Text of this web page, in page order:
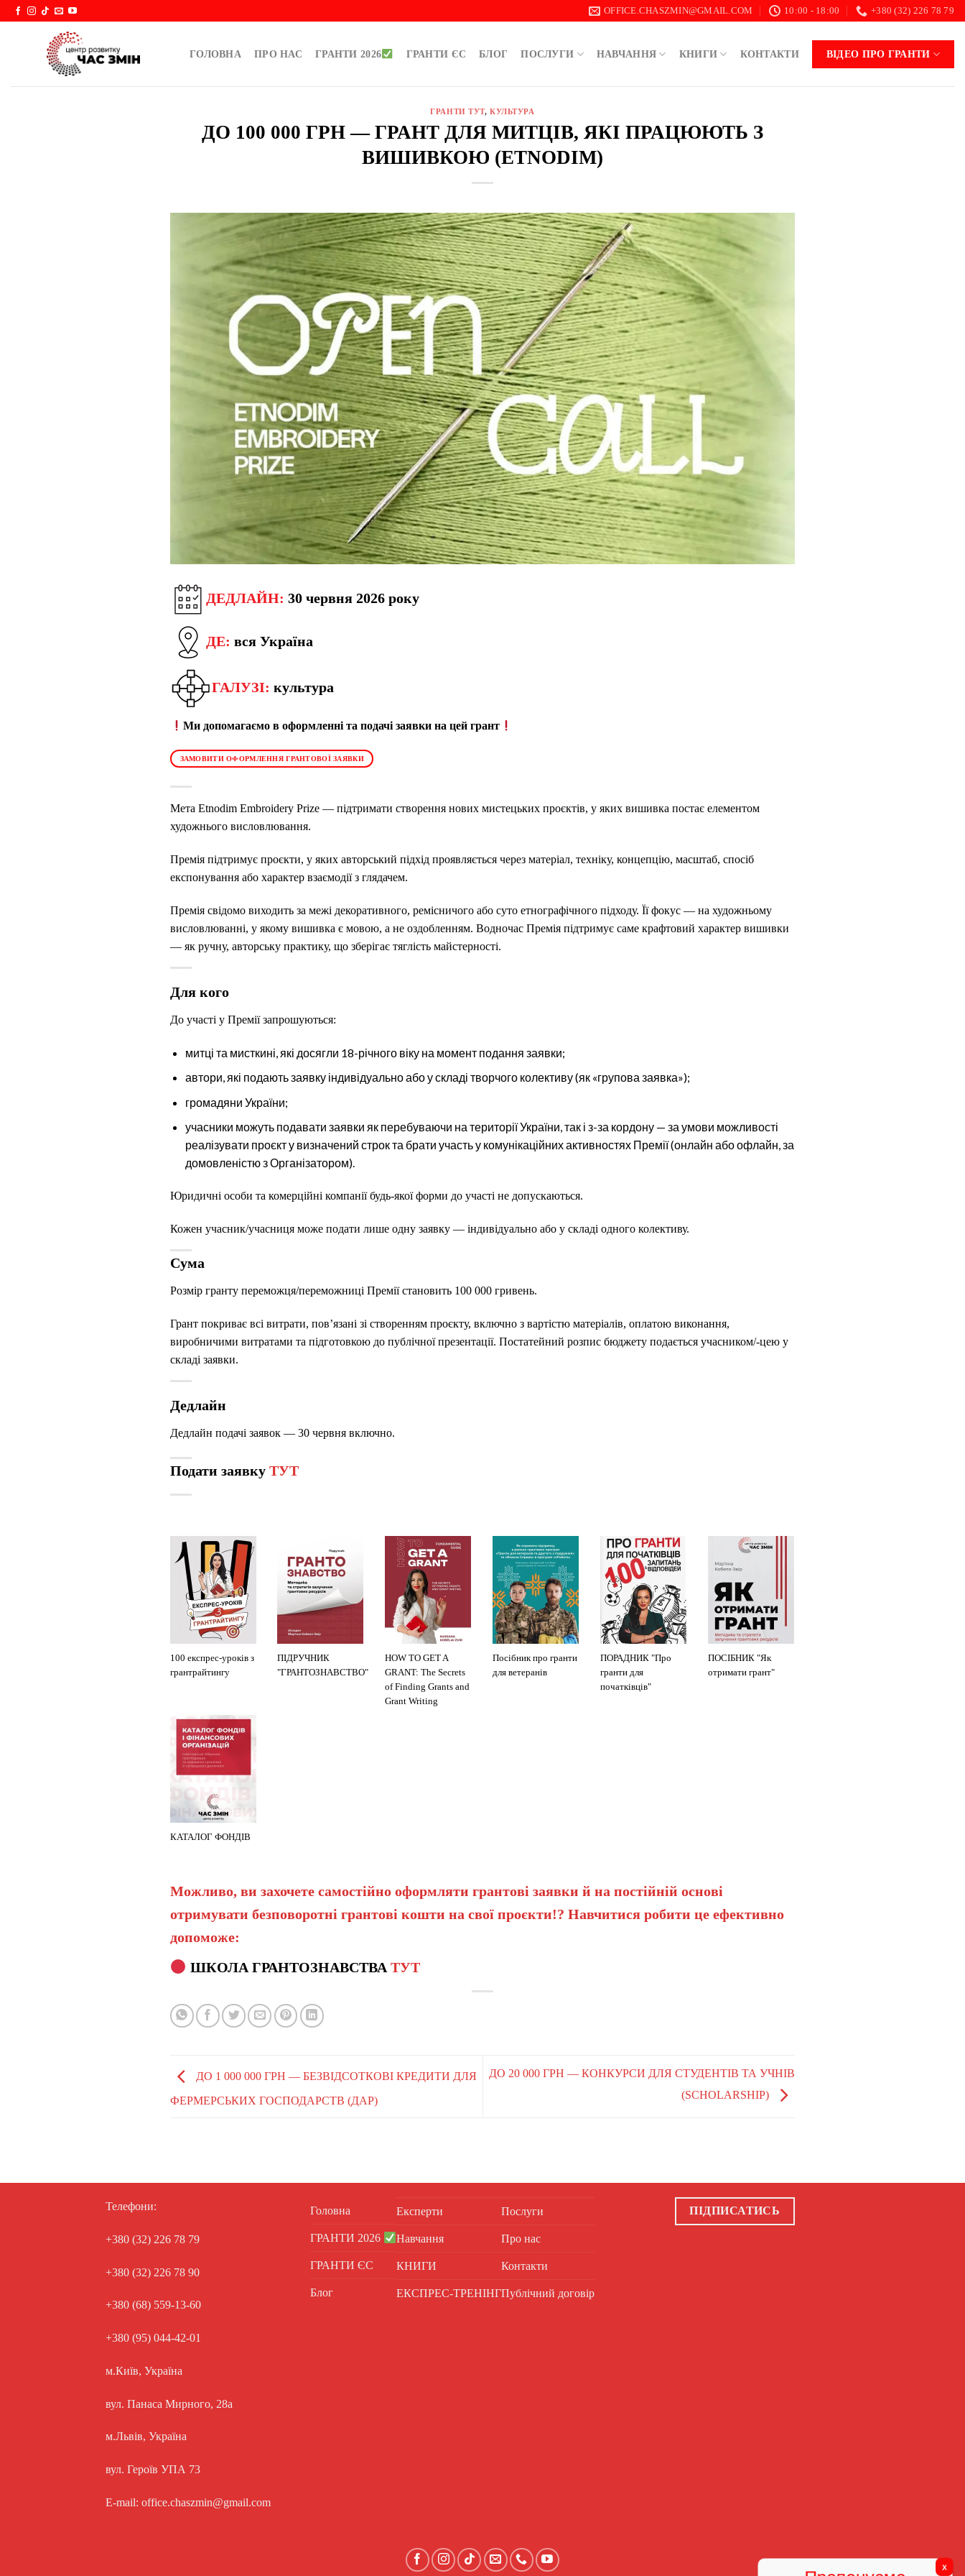
Skip
OFFICE.CHASZMIN@GMAIL.COM 10:00 - 18:00 +380 (32) 226 78 79
ГОЛОВНА ПРО НАС ГРАНТИ 2026 ГРАНТИ ЄС БЛОГ ПОСЛУГИ НАВЧАННЯ КНИГИ КОНТАКТИ ВІДЕО ПРО ГРАНТИ
ГРАНТИ ТУТ,КУЛЬТУРА
ДО 100 000 ГРН — ГРАНТ ДЛЯ МИТЦІВ, ЯКІ ПРАЦЮЮТЬ З
ВИШИВКОЮ (ETNODIM)
ДЕДЛАЙН: 30 червня 2026 року
ДЕ: вся Україна
ГАЛУЗІ: культура
Ми допомагаємо в оформленні та подачі заявки на цей грант
ЗАМОВИТИ ОФОРМЛЕННЯ ГРАНТОВОЇ ЗАЯВКИ
Мета Etnodim Embroidery Prize — підтримати створення нових мистецьких проєктів, у яких вишивка постає елементом
художнього висловлювання.
Премія підтримує проєкти, у яких авторський підхід проявляється через матеріал, техніку, концепцію, масштаб, спосіб
експонування або характер взаємодії з глядачем.
Премія свідомо виходить за межі декоративного, ремісничого або суто етнографічного підходу. Її фокус — на художньому
висловлюванні, у якому вишивка є мовою, а не оздобленням. Водночас Премія підтримує саме крафтовий характер вишивки
— як ручну, авторську практику, що зберігає тяглість майстерності.
Для кого
До участі у Премії запрошуються:
митці та мисткині, які досягли 18-річного віку на момент подання заявки;
автори, які подають заявку індивідуально або у складі творчого колективу (як «групова заявка»);
громадяни України;
учасники можуть подавати заявки як перебуваючи на території України, так і з-за кордону — за умови можливості
реалізувати проєкт у визначений строк та брати участь у комунікаційних активностях Премії (онлайн або офлайн, за
домовленістю з Організатором).
Юридичні особи та комерційні компанії будь-якої форми до участі не допускаються.
Кожен учасник/учасниця може подати лише одну заявку — індивідуально або у складі одного колективу.
Сума
Розмір гранту переможця/переможниці Премії становить 100 000 гривень.
Грант покриває всі витрати, пов’язані зі створенням проєкту, включно з вартістю матеріалів, оплатою виконання,
виробничими витратами та підготовкою до публічної презентації. Постатейний розпис бюджету подається учасником/-цею у
складі заявки.
Дедлайн
Дедлайн подачі заявок — 30 червня включно.
Подати заявку ТУТ
100 експрес-уроків з
грантрайтингу
ПІДРУЧНИК
"ГРАНТОЗНАВСТВО"
HOW TO GET A
GRANT: The Secrets
of Finding Grants and
Grant Writing
Посібник про гранти
для ветеранів
ПОРАДНИК "Про
гранти для
початківців"
ПОСІБНИК "Як
отримати грант"
КАТАЛОГ ФОНДІВ
Можливо, ви захочете самостійно оформляти грантові заявки й на постійній основі
отримувати безповоротні грантові кошти на свої проєкти!? Навчитися робити це ефективно
допоможе:
ШКОЛА ГРАНТОЗНАВСТВА ТУТ
ДО 1 000 000 ГРН — БЕЗВІДСОТКОВІ КРЕДИТИ ДЛЯ
ФЕРМЕРСЬКИХ ГОСПОДАРСТВ (ДАР)
ДО 20 000 ГРН — КОНКУРСИ ДЛЯ СТУДЕНТІВ ТА УЧНІВ
(SCHOLARSHIP)
Телефони:
+380 (32) 226 78 79
+380 (32) 226 78 90
+380 (68) 559-13-60
+380 (95) 044-42-01
м.Київ, Україна
вул. Панаса Мирного, 28а
м.Львів, Україна
вул. Героїв УПА 73
E-mail: office.chaszmin@gmail.com
Головна
ГРАНТИ 2026
ГРАНТИ ЄС
Блог
Експерти
Навчання
КНИГИ
ЕКСПРЕС-ТРЕНІНГ
Послуги
Про нас
Контакти
Публічний договір
ПІДПИСАТИСЬ